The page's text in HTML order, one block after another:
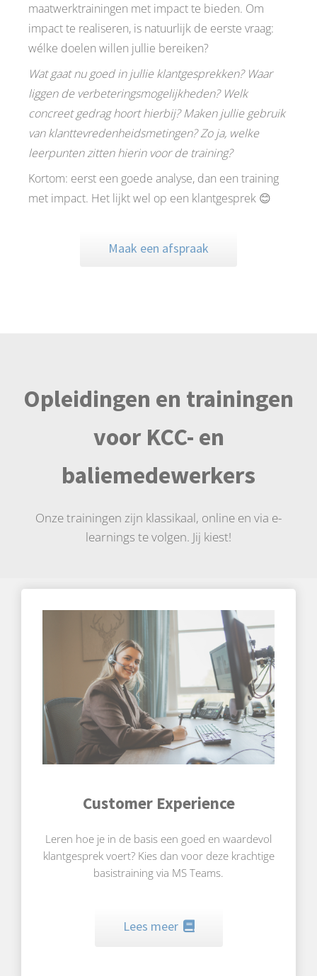
maatwerktrainingen met impact te bieden. Om
impact te realiseren, is natuurlijk de eerste vraag:
wélke doelen willen jullie bereiken?
Wat gaat nu goed in jullie klantgesprekken? Waar
liggen de verbeteringsmogelijkheden? Welk
concreet gedrag hoort hierbij? Maken jullie gebruik
van klanttevredenheidsmetingen? Zo ja, welke
leerpunten zitten hierin voor de training?
Kortom: eerst een goede analyse, dan een training
met impact. Het lijkt wel op een klantgesprek 😊
Maak een afspraak
Opleidingen en trainingen
voor KCC- en
baliemedewerkers
Onze trainingen zijn klassikaal, online en via e-
learnings te volgen. Jij kiest!
Customer Experience
Leren hoe je in de basis een goed en waardevol
klantgesprek voert? Kies dan voor deze krachtige
basistraining via MS Teams.
Lees meer